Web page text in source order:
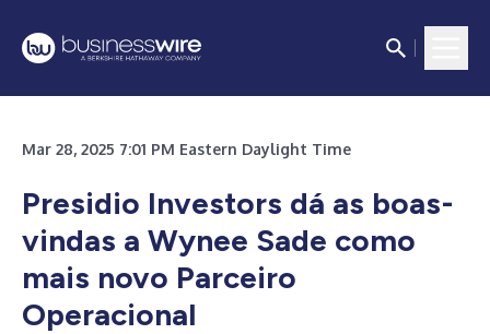
Mar 28, 2025 7:01 PM Eastern Daylight Time
Presidio Investors dá as boas-
vindas a Wynee Sade como
mais novo Parceiro
Operacional